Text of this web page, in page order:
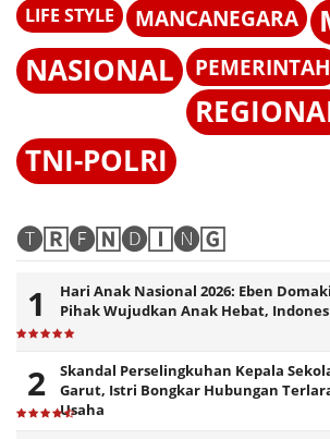
LIFE STYLE MANCANEGARA
NASIONAL
PEMERINTAH
TNI-POLRI
🅣🅁🅔🄽🅓🄸🅝🄶
Hari Anak Nasional 2026: Eben
Pihak Wujudkan Anak Hebat,
Skandal Perselingkuhan Kepala
Garut, Istri Bongkar Hubungan
Usaha